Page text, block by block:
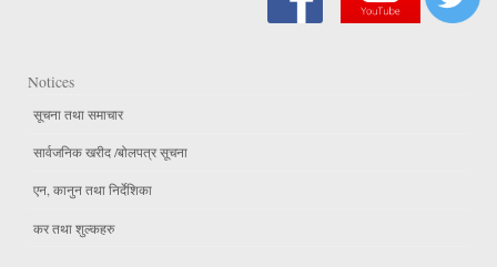
Notices
सूचना तथा समाचार
सार्वजनिक खरीद /बोलपत्र सूचना
एन, कानुन तथा निर्देशिका
कर तथा शुल्कहरु